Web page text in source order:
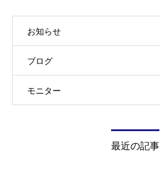
お知らせ
ブログ
モニター
最近の記事